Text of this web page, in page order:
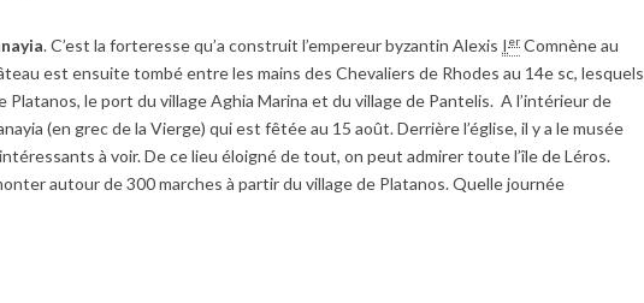
. C’est la forteresse qu’a construit l’empereur byzantin Alexis Ier Comnène au
est ensuite tombé entre les mains des Chevaliers de Rhodes au 14e sc, lesquels
le port du village Aghia Marina et du village de Pantelis. A l’intérieur de
(en grec de la Vierge) qui est fêtée au 15 août. Derrière l’église, il y a le musée
à voir. De ce lieu éloigné de tout, on peut admirer toute l’île de Léros.
autour de 300 marches à partir du village de Platanos. Quelle journée